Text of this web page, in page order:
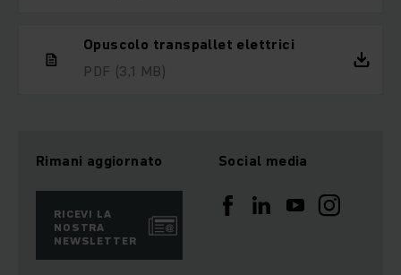
Opuscolo transpallet elettrici
PDF (3,1 MB)
Rimani aggiornato
RICEVI LA
NOSTRA
NEWSLETTER
Social media